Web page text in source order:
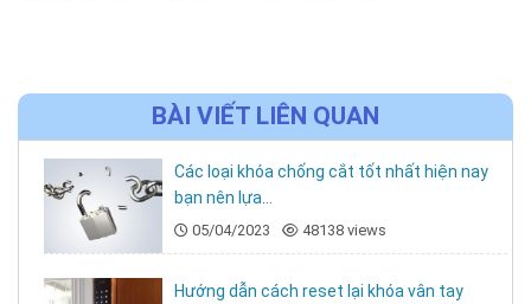
BÀI VIẾT LIÊN QUAN
Các loại khóa chống cắt tốt nhất hiện nay
bạn nên lựa...
05/04/2023 48138 views
Hướng dẫn cách reset lại khóa vân tay